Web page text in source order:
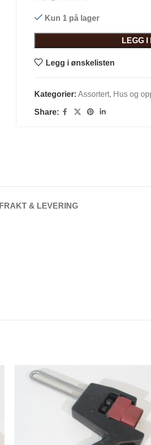
Kun 1 på lager
LEGG
Legg i ønskelisten
Kategorier: Assortert, Hus og
Share:
FRAKT & LEVERING